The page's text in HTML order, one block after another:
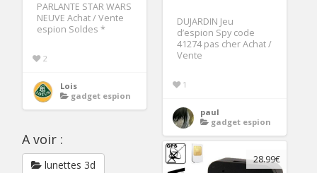
PARLANTE STAR WARS
NEUVE Achat / Vente
espion Soldes *
2
Lois
gadget espion
DUJARDIN Jeu
d’espion Spy code
41274 pas cher Achat /
Vente
1
paul
gadget espion
A voir :
lunettes 3d 28.99€